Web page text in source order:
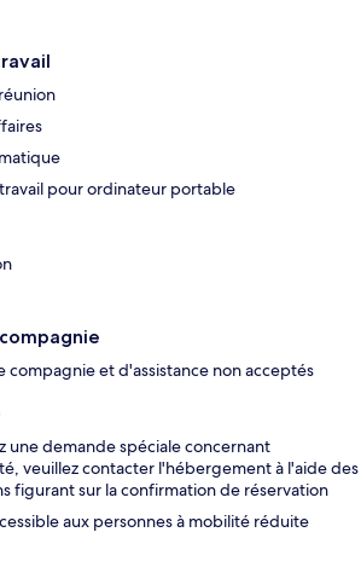
pour ordinateur portable
compagnie et d'assistance non acceptés
une demande spéciale concernant
veuillez contacter l'hébergement à l'aide des
figurant sur la confirmation de réservation
aux personnes à mobilité réduite